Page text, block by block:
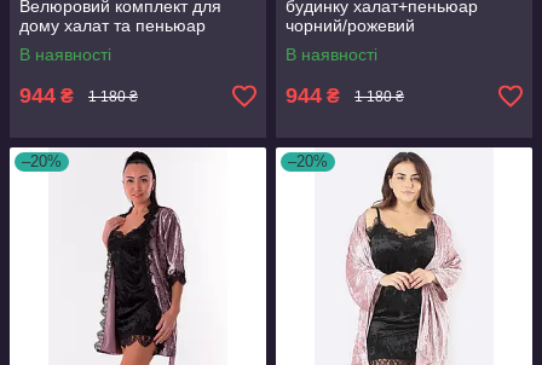
Велюровий комплект для
дому халат та пеньюар
В наявності
944 ₴ 1 180 ₴
будинку халат+пеньюар
чорний/рожевий
В наявності
944 ₴ 1 180 ₴
–20% –20%